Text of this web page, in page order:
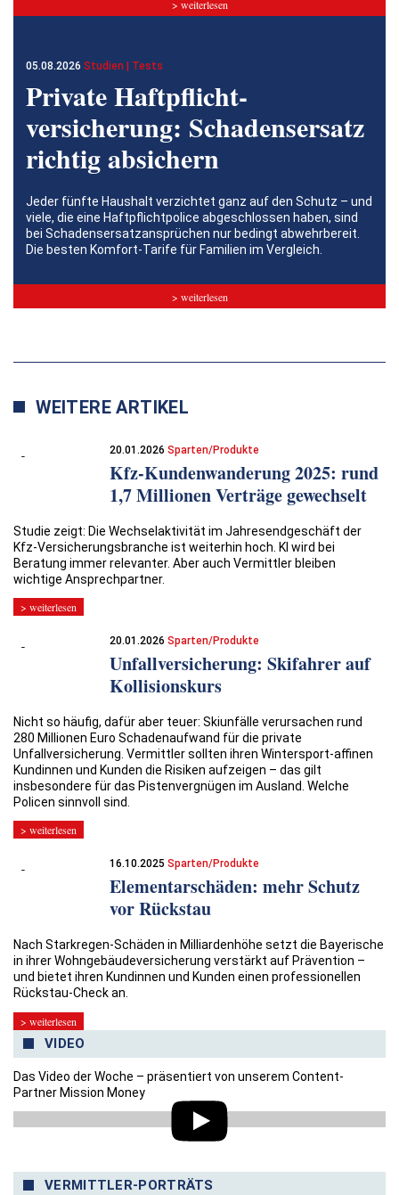
> weiterlesen
05.08.2026 Studien | Tests
Private Haftpflicht­
versicherung: Schadensersatz
richtig absichern
Jeder fünfte Haushalt verzichtet ganz auf den Schutz – und
viele, die eine Haftpflichtpolice abgeschlossen haben, sind
bei Schadensersatzansprüchen nur bedingt abwehrbereit.
Die besten Komfort-Tarife für Familien im Vergleich.
> weiterlesen
WEITERE ARTIKEL
20.01.2026Sparten/Produkte
Kfz-Kundenwanderung 2025: ­rund
1,7 Millionen Verträge gewechselt
Studie zeigt: Die Wechselaktivität im Jahresendgeschäft der
Kfz-Versicherungsbranche ist weiterhin hoch. KI wird bei
Beratung immer relevanter. Aber auch Vermittler bleiben
wichtige Ansprechpartner.
> weiterlesen
20.01.2026Sparten/Produkte
Unfallversicherung: Skifahrer auf
Kollisionskurs
Nicht so häufig, dafür aber teuer: Skiunfälle verursachen rund
280 Millionen Euro Schadenaufwand für die private
Unfallversicherung. Vermittler sollten ihren Wintersport-affinen
Kundinnen und Kunden die Risiken aufzeigen – das gilt
insbesondere für das Pistenvergnügen im Ausland. Welche
Policen sinnvoll sind.
> weiterlesen
16.10.2025Sparten/Produkte
Elementarschäden: mehr Schutz
vor Rückstau
Nach Starkregen-Schäden in Milliardenhöhe setzt die Bayerische
in ihrer Wohngebäudeversicherung verstärkt auf Prävention –
und bietet ihren Kundinnen und Kunden einen professionellen
Rückstau-Check an.
> weiterlesen
VIDEO
Das Video der Woche – präsentiert von unserem Content-
Partner Mission Money
VERMITTLER-PORTRÄTS